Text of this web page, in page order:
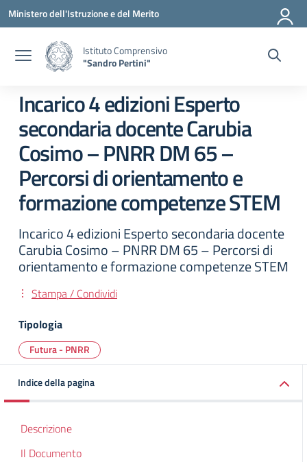
Vai ai contenuti
Vai al menu di navigazione
Vai al footer
Ministero dell'Istruzione e del Merito
Istituto Comprensivo
"Sandro Pertini"
Incarico 4 edizioni Esperto
secondaria docente Carubia
Cosimo – PNRR DM 65 –
Percorsi di orientamento e
formazione competenze STEM
Incarico 4 edizioni Esperto secondaria docente
Carubia Cosimo – PNRR DM 65 – Percorsi di
orientamento e formazione competenze STEM
Stampa / Condividi
Tipologia
Futura - PNRR
Indice della pagina
Descrizione
Il Documento